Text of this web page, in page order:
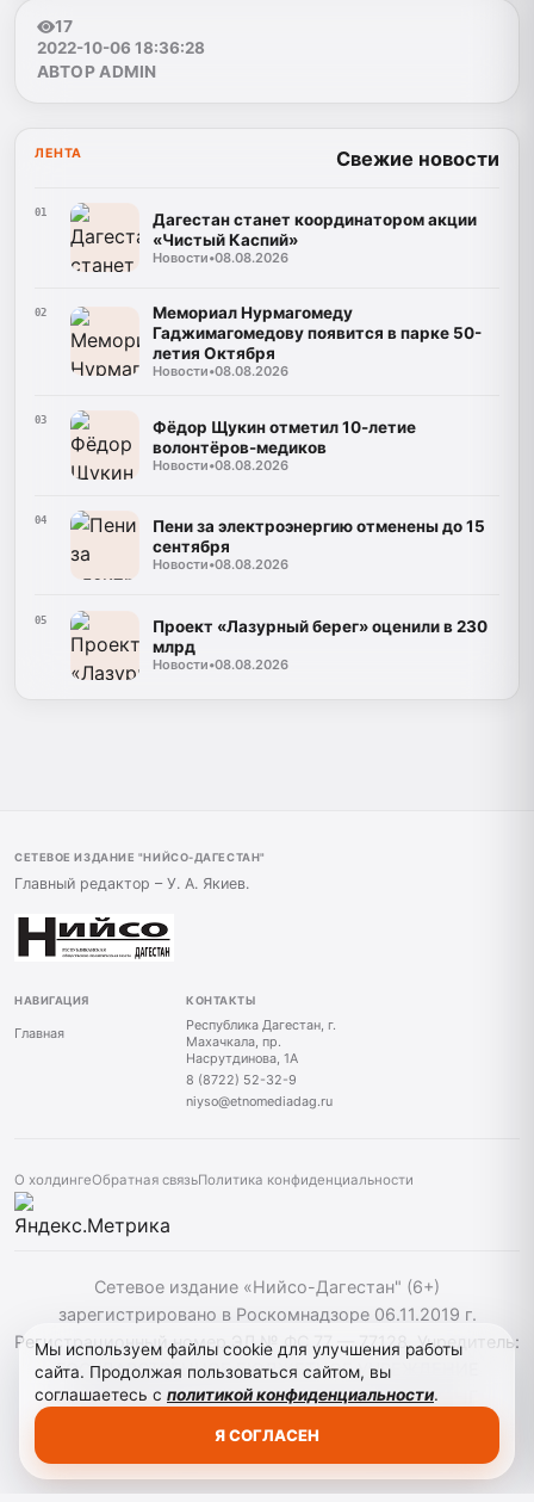
17
2022-10-06 18:36:28
АВТОР ADMIN
ЛЕНТА Свежие новости
01
Дагестан станет координатором акции
«Чистый Каспий»
Новости•08.08.2026
02
Мемориал Нурмагомеду
Гаджимагомедову появится в парке 50-
летия Октября
Новости•08.08.2026
03
Фёдор Щукин отметил 10-летие
волонтёров-медиков
Новости•08.08.2026
04
Пени за электроэнергию отменены до 15
сентября
Новости•08.08.2026
05
Проект «Лазурный берег» оценили в 230
млрд
Новости•08.08.2026
СЕТЕВОЕ ИЗДАНИЕ "НИЙСО-ДАГЕСТАН"
Главный редактор – У. А. Якиев.
НАВИГАЦИЯ
Главная
КОНТАКТЫ
Республика Дагестан, г.
Махачкала, пр.
Насрутдинова, 1А
8 (8722) 52-32-9
niyso@etnomediadag.ru
О холдингеОбратная связьПолитика конфиденциальности
Сетевое издание «Нийсо-Дагестан" (6+)
зарегистрировано в Роскомнадзоре 06.11.2019 г.
Регистрационный номер ЭЛ № ФС 77 — 77128. Учредитель:
ГОСУДАРСТВЕННОЕ БЮДЖЕТНОЕ УЧРЕЖДЕНИЕ
РЕСПУБЛИКИ ДАГЕСТАН "ЭТНОМЕДИАХОЛДИНГ
Мы используем файлы cookie для улучшения работы
сайта. Продолжая пользоваться сайтом, вы
соглашаетесь с политикой конфиденциальности.
Я СОГЛАСЕН